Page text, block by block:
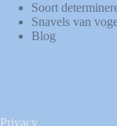
Soort
Snavels van
Blog
Privacy